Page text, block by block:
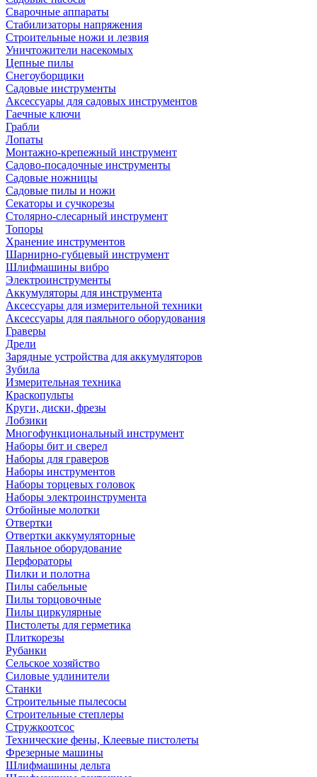
Сварочные аппараты
Стабилизаторы напряжения
Строительные ножи и лезвия
Уничтожители насекомых
Цепные пилы
Снегоуборщики
Садовые инструменты
Аксессуары для садовых инструментов
Гаечные ключи
Грабли
Лопаты
Монтажно-крепежный инструмент
Садово-посадочные инструменты
Садовые ножницы
Садовые пилы и ножи
Секаторы и сучкорезы
Столярно-слесарный инструмент
Топоры
Хранение инструментов
Шарнирно-губцевый инструмент
Шлифмашины вибро
Электроинструменты
Аккумуляторы для инструмента
Аксессуары для измерительной техники
Аксессуары для паяльного оборудования
Граверы
Дрели
Зарядные устройства для аккумуляторов
Зубила
Измерительная техника
Краскопульты
Круги, диски, фрезы
Лобзики
Многофункциональный инструмент
Наборы бит и сверел
Наборы для граверов
Наборы инструментов
Наборы торцевых головок
Наборы электроинструмента
Отбойные молотки
Отвертки
Отвертки аккумуляторные
Паяльное оборудование
Перфораторы
Пилки и полотна
Пилы сабельные
Пилы торцовочные
Пилы циркулярные
Пистолеты для герметика
Плиткорезы
Рубанки
Сельское хозяйство
Силовые удлинители
Станки
Строительные пылесосы
Строительные степлеры
Стружкоотсос
Технические фены, Клеевые пистолеты
Фрезерные машины
Шлифмашины дельта